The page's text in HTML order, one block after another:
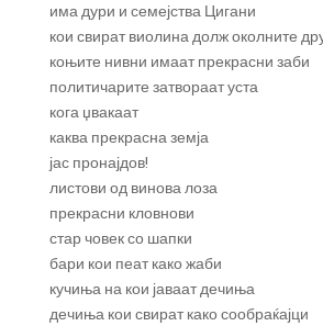
има дури и семејства Цигани
кои свират виолина долж околните
коњите нивни имаат прекрасни заби
политичарите затвораат уста
кога џвакаат
каква прекрасна земја
јас пронајдов!
листови од винова лоза
прекрасни кловнови
стар човек со шапки
бари кои пеат како жаби
кучиња на кои јаваат дечиња
дечиња кои свират како сообраќајци